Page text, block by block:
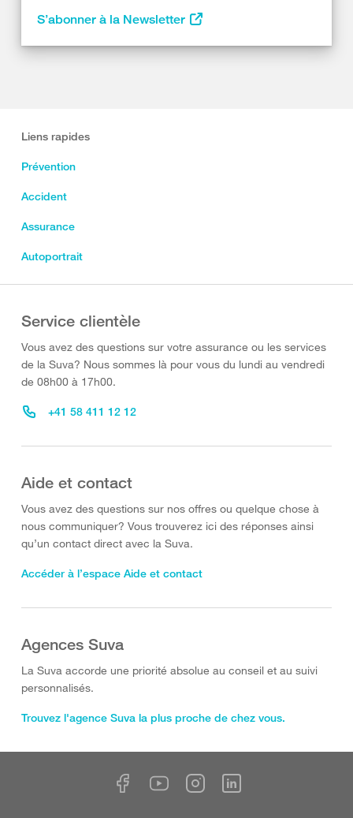
S’abonner à la Newsletter
Liens rapides
Prévention
Accident
Assurance
Autoportrait
Service clientèle
Vous avez des questions sur votre assurance ou les services
de la Suva? Nous sommes là pour vous du lundi au vendredi
de 08h00 à 17h00.
+41 58 411 12 12
Aide et contact
Vous avez des questions sur nos offres ou quelque chose à
nous communiquer? Vous trouverez ici des réponses ainsi
qu’un contact direct avec la Suva.
Accéder à l’espace Aide et contact
Agences Suva
La Suva accorde une priorité absolue au conseil et au suivi
personnalisés.
Trouvez l'agence Suva la plus proche de chez vous.